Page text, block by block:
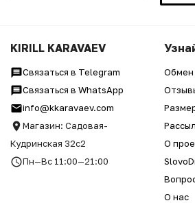
KIRILL KARAVAEV
Связаться в Telegram
Связаться в WhatsApp
info@kkaravaev.com
Магазин: Садовая-
Кудринская 32с2
Пн—Вс 11:00—21:00
Обмен
О
О нас